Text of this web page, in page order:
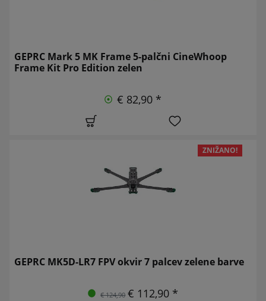
GEPRC Mark 5 MK Frame 5-palčni CineWhoop
Frame Kit Pro Edition zelen
€ 82,90 *
ZNIŽANO!
GEPRC MK5D-LR7 FPV okvir 7 palcev zelene barve
€ 124,90 € 112,90 *